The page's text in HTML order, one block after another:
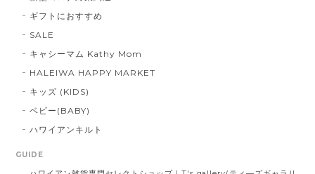
ギフトにおすすめ
SALE
キャシーマム Kathy Mom
HALEIWA HAPPY MARKET
キッズ (KIDS)
ベビー(BABY)
ハワイアンキルト
GUIDE